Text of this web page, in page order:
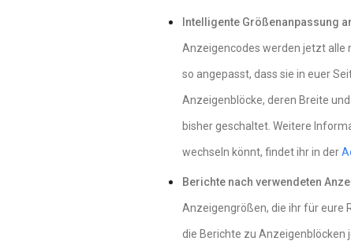
Intelligente Größenanpassung
Anzeigencodes werden jetzt alle
so angepasst, dass sie in euer
Anzeigenblöcke, deren Breite
bisher geschaltet. Weitere
wechseln könnt, findet ihr in der
Berichte nach verwendeten
Anzeigengrößen, die ihr für eure
die Berichte zu Anzeigenblöcken